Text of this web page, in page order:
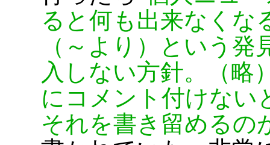
ると何も出来なくな
（～より）という
入しない方針。（略
にコメント付けない
それを書き留めるの